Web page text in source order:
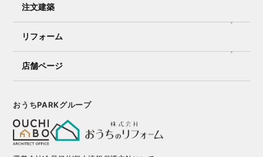
注文建築
リフォーム
店舗ページ
おうちPARKグループ